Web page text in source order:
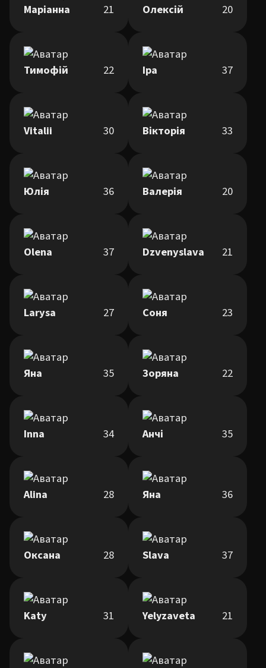
Маріанна 21 Олексій 20
Тимофій 22 Іра 37
Vitalii 30 Вікторія 33
Юлія 36 Валерія 20
Olena 37 Dzvenyslava 21
Larysa 27 Соня 23
Яна 35 Зоряна 22
Inna 34 Анчі 35
Alina 28 Яна 36
Оксана 28 Slava 37
Katy 31 Yelyzaveta 21